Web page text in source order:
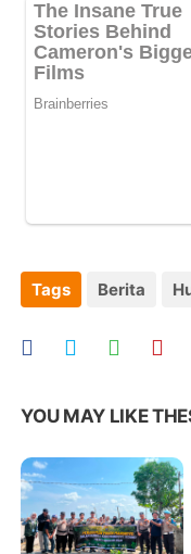
Tags Berita
YOU MAY LIKE